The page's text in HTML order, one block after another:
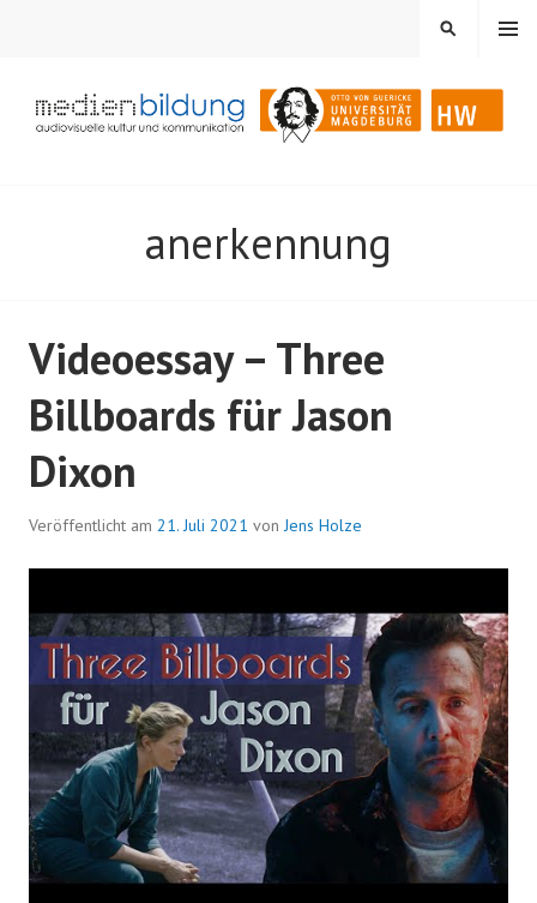
Audiovisuelle Kultur und Kommunikation
MENÜ
SUCHEN
anerkennung
Videoessay – Three
Billboards für Jason
Dixon
Veröffentlicht am 21. Juli 2021 vonJens Holze